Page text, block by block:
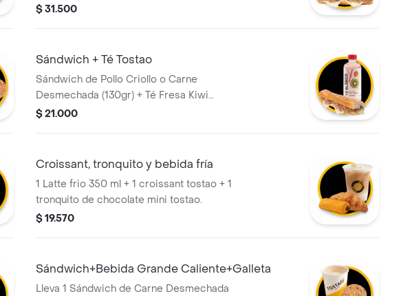
grande 350 ml + 1 galleta
$ 31.500
Sándwich + Té Tostao
Sándwich de Pollo Criollo o Carne
Desmechada (130gr) + Té Fresa Kiwi
(400ml) O Té Blanco Piña Mangostino
$ 21.000
Croissant, tronquito y bebida fría
1 Latte frio 350 ml + 1 croissant tostao + 1
tronquito de chocolate mini tostao.
$ 19.570
Sándwich+Bebida Grande Caliente+Galleta
Lleva 1 Sándwich de Carne Desmechada